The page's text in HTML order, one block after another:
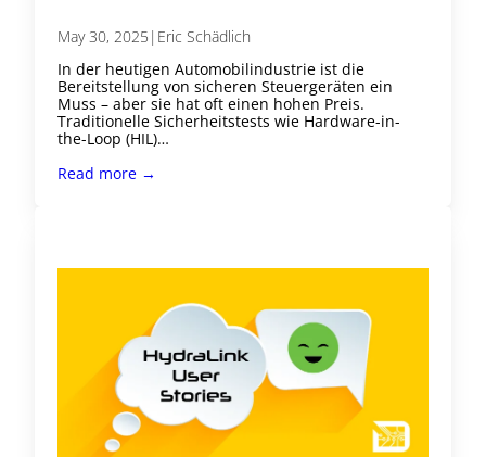
May 30, 2025 | Eric Schädlich
In der heutigen Automobilindustrie ist die
Bereitstellung von sicheren Steuergeräten ein
Muss – aber sie hat oft einen hohen Preis.
Traditionelle Sicherheitstests wie Hardware-in-
the-Loop (HIL)…
Read more →